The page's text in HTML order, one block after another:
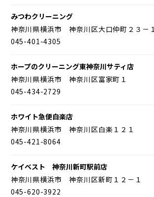
みつわクリーニング
神奈川県横浜市 神奈川区大口仲町２３－１
045-401-4305
ホープのクリーニング東神奈川サティ店
神奈川県横浜市 神奈川区富家町１
045-434-2729
ホワイト急便白楽店
神奈川県横浜市 神奈川区白楽１２１
045-421-8064
ケイベスト 神奈川新町駅前店
神奈川県横浜市 神奈川区新町１２－１
045-620-3922